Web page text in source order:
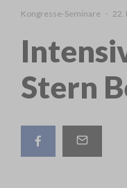
Kongresse-Seminare · 22.
Stern